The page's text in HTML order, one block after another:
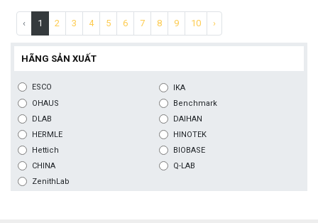
‹ 1 2 3 4 5 6 7 8 9 10 ›
HÃNG SẢN XUẤT
ESCO
IKA
OHAUS
Benchmark
DLAB
DAIHAN
HERMLE
HINOTEK
Hettich
BIOBASE
CHINA
Q-LAB
ZenithLab